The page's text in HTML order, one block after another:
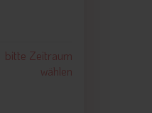
bitte Zeitraum
wählen